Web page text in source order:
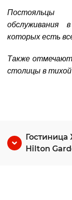
Постояльцы
обслуживания
которых есть
Также отмечают
столицы в тихой
Hilton